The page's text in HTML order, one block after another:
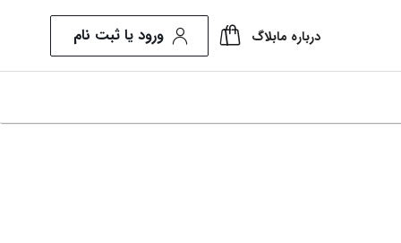
درباره مابلاگ ورود یا ثبت نام